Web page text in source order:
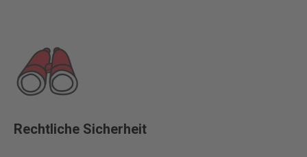
Rechtliche Sicherheit